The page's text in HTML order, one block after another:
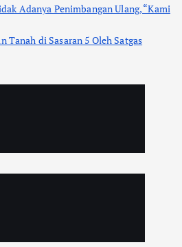
Adanya Penimbangan Ulang, “Kami
Tanah di Sasaran 5 Oleh Satgas